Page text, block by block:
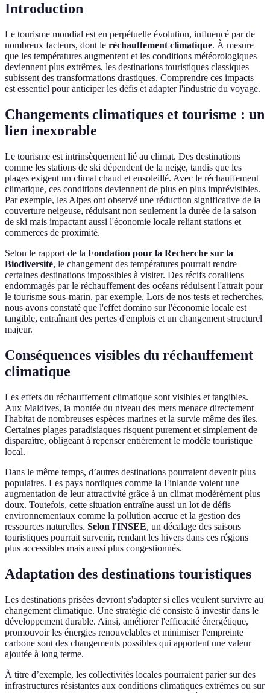
Introduction
Le tourisme mondial est en perpétuelle évolution, influencé par de
nombreux facteurs, dont le réchauffement climatique. À mesure
que les températures augmentent et les conditions météorologiques
deviennent plus extrêmes, les destinations touristiques classiques
subissent des transformations drastiques. Comprendre ces impacts
est essentiel pour anticiper les défis et adapter l'industrie du voyage.
Changements climatiques et tourisme : un
lien inexorable
Le tourisme est intrinsèquement lié au climat. Des destinations
comme les stations de ski dépendent de la neige, tandis que les
plages exigent un climat chaud et ensoleillé. Avec le réchauffement
climatique, ces conditions deviennent de plus en plus imprévisibles.
Par exemple, les Alpes ont observé une réduction significative de la
couverture neigeuse, réduisant non seulement la durée de la saison
de ski mais impactant aussi l'économie locale reliant stations et
commerces de proximité.
Selon le rapport de la Fondation pour la Recherche sur la
Biodiversité, le changement des températures pourrait rendre
certaines destinations impossibles à visiter. Des récifs coralliens
endommagés par le réchauffement des océans réduisent l'attrait pour
le tourisme sous-marin, par exemple. Lors de nos tests et recherches,
nous avons constaté que l'effet domino sur l'économie locale est
tangible, entraînant des pertes d'emplois et un changement structurel
majeur.
Conséquences visibles du réchauffement
climatique
Les effets du réchauffement climatique sont visibles et tangibles.
Aux Maldives, la montée du niveau des mers menace directement
l'habitat de nombreuses espèces marines et la survie même des îles.
Certaines plages paradisiaques risquent purement et simplement de
disparaître, obligeant à repenser entièrement le modèle touristique
local.
Dans le même temps, d’autres destinations pourraient devenir plus
populaires. Les pays nordiques comme la Finlande voient une
augmentation de leur attractivité grâce à un climat modérément plus
doux. Toutefois, cette situation entraîne aussi un lot de défis
environnementaux comme la pollution accrue et la gestion des
ressources naturelles. Selon l'INSEE, un décalage des saisons
touristiques pourrait survenir, rendant les hivers dans ces régions
plus accessibles mais aussi plus congestionnés.
Adaptation des destinations touristiques
Les destinations prisées devront s'adapter si elles veulent survivre au
changement climatique. Une stratégie clé consiste à investir dans le
développement durable. Ainsi, améliorer l'efficacité énergétique,
promouvoir les énergies renouvelables et minimiser l'empreinte
carbone sont des changements possibles qui apportent une valeur
ajoutée à long terme.
À titre d’exemple, les collectivités locales pourraient parier sur des
infrastructures résistantes aux conditions climatiques extrêmes ou sur